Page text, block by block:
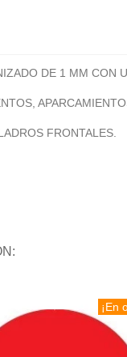
DE 1 MM
FRONTALES.
¡En